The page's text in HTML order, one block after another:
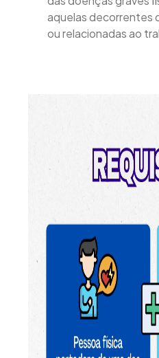
aquelas decorrentes
ou relacionadas ao